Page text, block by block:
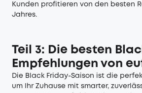
Kunden profitieren von den besten
Jahres.
Teil 3: Die besten
Empfehlungen von
Die Black Friday-Saison ist die
um Ihr Zuhause mit smarter,